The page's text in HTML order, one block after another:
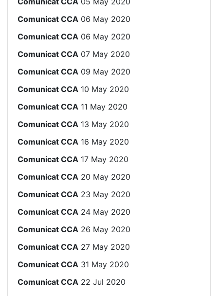
Comunicat CCA 06 May 2020
Comunicat CCA 06 May 2020
Comunicat CCA 07 May 2020
Comunicat CCA 09 May 2020
Comunicat CCA 10 May 2020
Comunicat CCA 11 May 2020
Comunicat CCA 13 May 2020
Comunicat CCA 16 May 2020
Comunicat CCA 17 May 2020
Comunicat CCA 20 May 2020
Comunicat CCA 23 May 2020
Comunicat CCA 24 May 2020
Comunicat CCA 26 May 2020
Comunicat CCA 27 May 2020
Comunicat CCA 31 May 2020
Comunicat CCA 22 Jul 2020